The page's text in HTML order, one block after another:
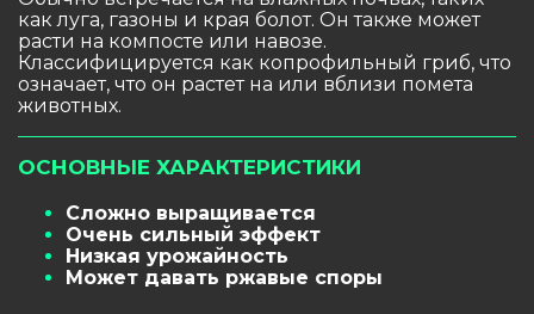
как луга, газоны и края болот. Он также может
расти на компосте или навозе.
Классифицируется как копрофильный гриб, что
означает, что он растет на или вблизи помета
животных.
ОСНОВНЫЕ ХАРАКТЕРИСТИКИ
Сложно выращивается
Очень сильный эффект
Низкая урожайность
Может давать ржавые споры